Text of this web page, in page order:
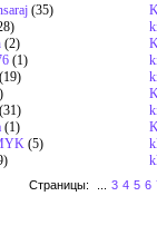
(35)
(2)
(1)
(19)
(31)
(1)
(5)
Страницы: 3 4 5 6